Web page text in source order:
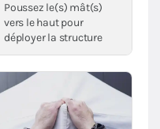
Poussez le(s) mât(s)
vers le haut pour
déployer la structure